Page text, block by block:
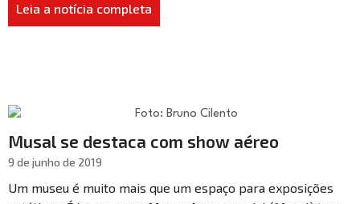
Leia a notícia completa
Musal se destaca com show aéreo
9 de junho de 2019
Um museu é muito mais que um espaço para exposições